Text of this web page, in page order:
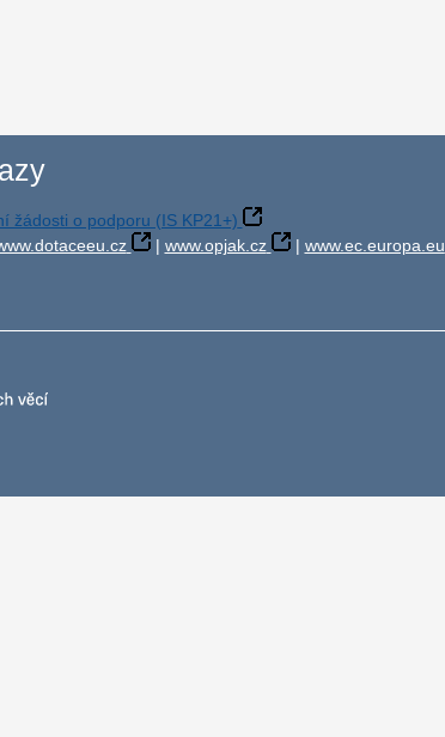
žádosti o podporu (IS KP21+)
| www.opjak.cz | www.ec.europa.eu